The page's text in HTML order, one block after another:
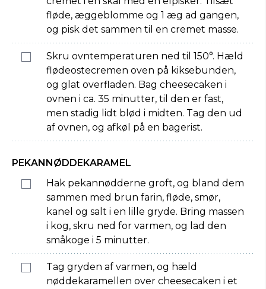
fløde, æggeblomme og 1 æg ad gangen,
og pisk det sammen til en cremet masse.
Skru ovntemperaturen ned til 150°. Hæld
flødeostecremen oven på kiksebunden,
og glat overfladen. Bag cheesecaken i
ovnen i ca. 35 minutter, til den er fast,
men stadig lidt blød i midten. Tag den ud
af ovnen, og afkøl på en bagerist.
PEKANNØDDEKARAMEL
Hak pekannødderne groft, og bland dem
sammen med brun farin, fløde, smør,
kanel og salt i en lille gryde. Bring massen
i kog, skru ned for varmen, og lad den
småkoge i 5 minutter.
Tag gryden af varmen, og hæld
nøddekaramellen over cheesecaken i et